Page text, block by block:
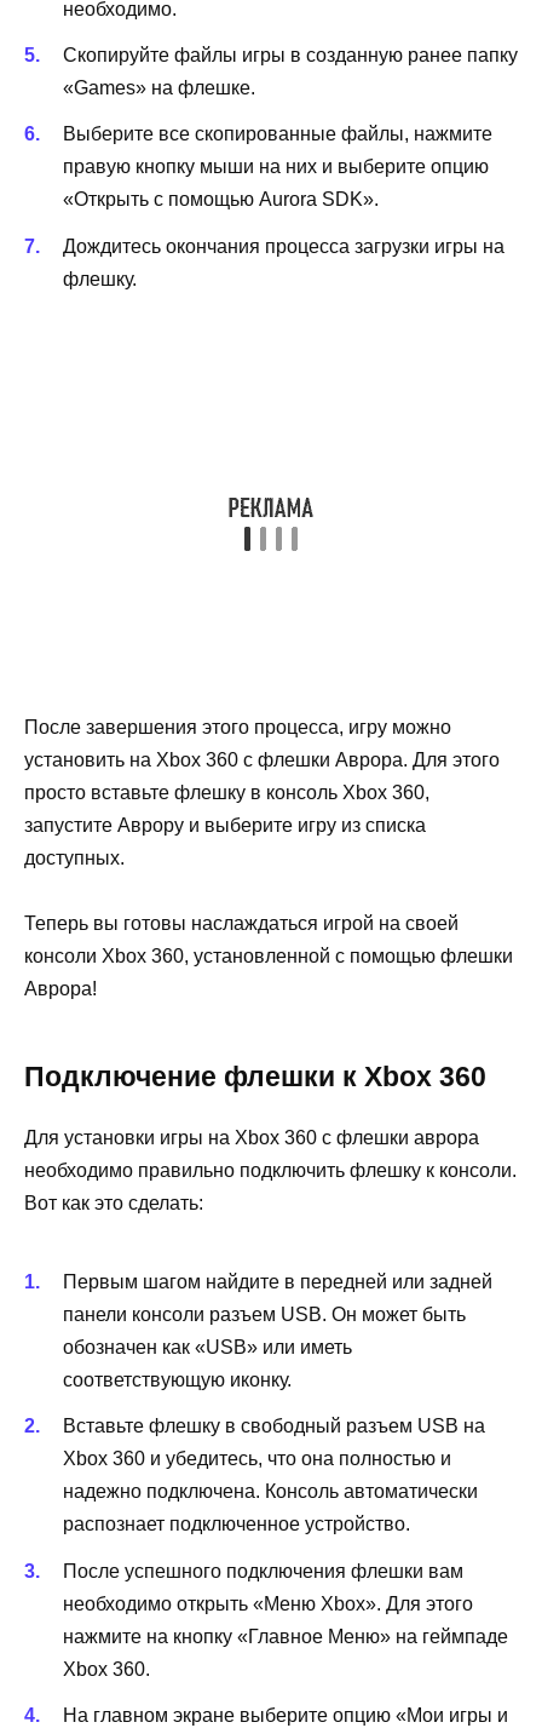
необходимо.
Скопируйте файлы игры в созданную ранее папку
«Games» на флешке.
Выберите все скопированные файлы, нажмите
правую кнопку мыши на них и выберите опцию
«Открыть с помощью Aurora SDK».
Дождитесь окончания процесса загрузки игры на
флешку.
После завершения этого процесса, игру можно
установить на Xbox 360 с флешки Аврора. Для этого
просто вставьте флешку в консоль Xbox 360,
запустите Аврору и выберите игру из списка
доступных.
Теперь вы готовы наслаждаться игрой на своей
консоли Xbox 360, установленной с помощью флешки
Аврора!
Подключение флешки к Xbox 360
Для установки игры на Xbox 360 с флешки аврора
необходимо правильно подключить флешку к консоли.
Вот как это сделать:
Первым шагом найдите в передней или задней
панели консоли разъем USB. Он может быть
обозначен как «USB» или иметь
соответствующую иконку.
Вставьте флешку в свободный разъем USB на
Xbox 360 и убедитесь, что она полностью и
надежно подключена. Консоль автоматически
распознает подключенное устройство.
После успешного подключения флешки вам
необходимо открыть «Меню Xbox». Для этого
нажмите на кнопку «Главное Меню» на геймпаде
Xbox 360.
На главном экране выберите опцию «Мои игры и